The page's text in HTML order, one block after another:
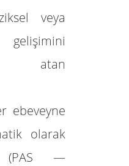
veya
atan
ebeveyne
olarak
(PAS —